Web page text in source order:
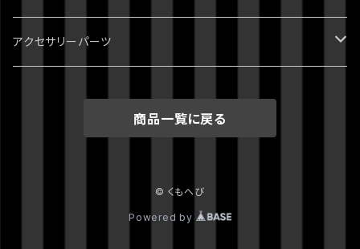
スーパーダンガンロンパ2
刀剣乱舞
クロックタワー
イヤーカフ・イヤーフック
ポップ・かわいい
スワロフスキー
ミニチュア・ドールハウス
クトゥルフ神話
アクセサリーパーツ
商品一覧に戻る
© くもへび
Powered by